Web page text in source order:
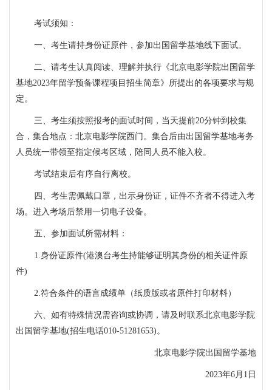
考试须知：
一、考生请持身份证原件，参加出国留学基地线下面试。
二、请考生认真阅读、理解并执行《北京电影学院出国留学
基地2023年留学预备课程项目招生简章》所提出的各项要求与规
定。
三 、考生须按照报考的面试时间 ， 当天提前20分钟到校集
合，集合地点：北京电影学院西门。集合后由出国留学基地考务
人员统一带领至指定候考区域，陪同人员不能入校。
考试结束后有序自行离校。
四 、考生需佩戴口罩，出示身份证，证件不齐者不得进入考
场。进入考场后禁用一切电子设备。
五 、参加面试所需材料：
1.身份证原件(港澳台考生持能够证明其身份的相关证件原
件)
2.符合条件的语言成绩单（纸质版或者原件打印材料）
六 、如有特殊情况需咨询或协调，请及时联系北京电影学院
出国留学基地(招生电话010-51281653)。
北京电影学院出国留学基地
2023年6 月 1 日